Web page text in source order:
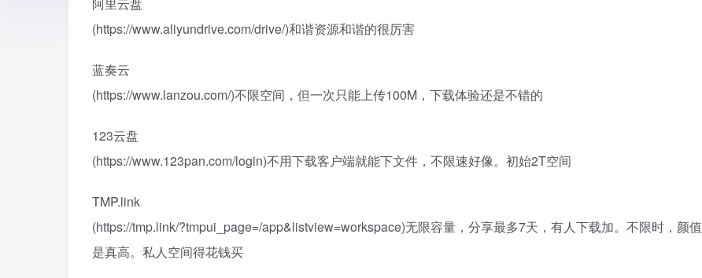
(https://www.aliyundrive.com/drive/)和谐资源和谐的很厉害
蓝奏云
(https://www.lanzou.com/)不限空间，但一次只能上传100M，下载体验还是不错的
123云盘
(https://www.123pan.com/login)不用下载客户端就能下文件，不限速好像。初始2T空间
TMP.link
(https://tmp.link/?tmpui_page=/app&listview=workspace)无限容量，分享最多7天，有人下载加。不限时，颜值
是真高。私人空间得花钱买